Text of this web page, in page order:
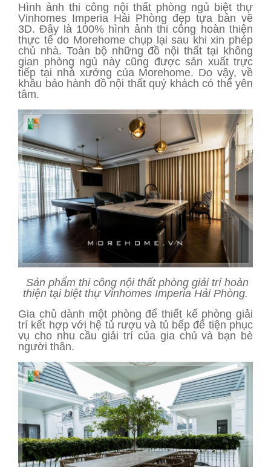
Hình ảnh thi công nội thất phòng ngủ biệt thự
Vinhomes Imperia Hải Phòng đẹp tựa bản vẽ
3D. Đây là 100% hình ảnh thi công hoàn thiện
thực tế do Morehome chụp lại sau khi xin phép
chủ nhà. Toàn bộ những đồ nội thất tại không
gian phòng ngủ này cũng được sản xuất trực
tiếp tại nhà xưởng của Morehome. Do vậy, về
khâu bảo hành đồ nội thất quý khách có thể yên
tâm.
Sản phẩm thi công nội thất phòng giải trí hoàn
thiện tại biệt thự Vinhomes Imperia Hải Phòng.
Gia chủ dành một phòng để thiết kế phòng giải
trí kết hợp với hệ tủ rượu và tủ bếp để tiện phục
vụ cho nhu cầu giải trí của gia chủ và bạn bè
người thân.